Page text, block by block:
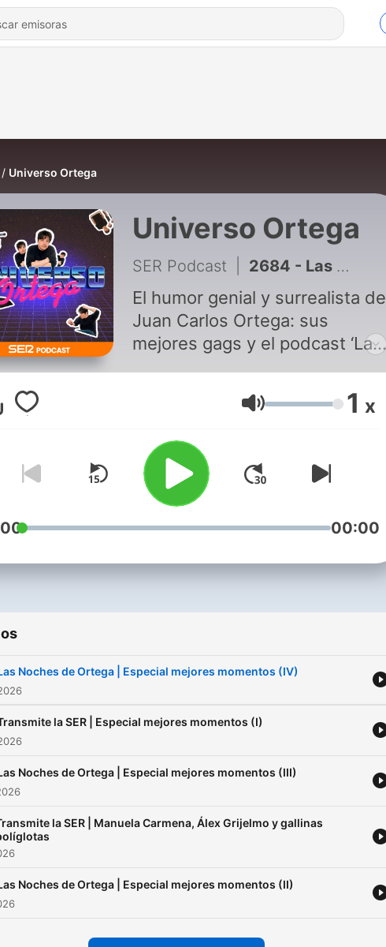
Universo Ortega
Universo Ortega
SER Podcast 2684 - Las Noches de Ortega | Especial mejores momentos (IV)
El humor genial y surrealista de
Juan Carlos Ortega: sus
mejores gags y el podcast ‘Las
las ‘promos’ más famosas de la
radio española. Suscríbete y
al completo.
Volumen 1 x
00:00
Noches de Ortega | Especial mejores momentos (IV)
la SER | Especial mejores momentos (I)
Noches de Ortega | Especial mejores momentos (III)
la SER | Manuela Carmena, Álex Grijelmo y gallinas
Noches de Ortega | Especial mejores momentos (II)